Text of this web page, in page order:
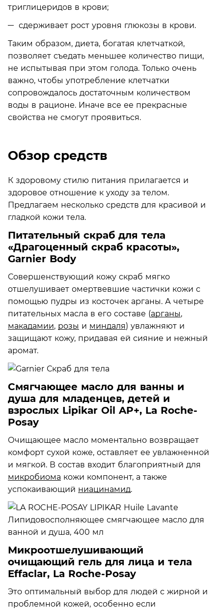
триглицеридов в крови;
сдерживает рост уровня глюкозы в крови.
Таким образом, диета, богатая клетчаткой,
позволяет съедать меньшее количество пищи,
не испытывая при этом голода. Только очень
важно, чтобы употребление клетчатки
сопровождалось достаточным количеством
воды в рационе. Иначе все ее прекрасные
свойства не смогут проявиться.
Обзор средств
К здоровому стилю питания прилагается и
здоровое отношение к уходу за телом.
Предлагаем несколько средств для красивой и
гладкой кожи тела.
Питательный скраб для тела
«Драгоценный скраб красоты»,
Garnier Body
Совершенствующий кожу скраб мягко
отшелушивает омертвевшие частички кожи с
помощью пудры из косточек арганы. А четыре
питательных масла в его составе (арганы,
макадамии, розы и миндаля) увлажняют и
защищают кожу, придавая ей сияние и нежный
аромат.
Смягчающее масло для ванны и
душа для младенцев, детей и
взрослых Lipikar Oil AP+, La Roche-
Posay
Очищающее масло моментально возвращает
комфорт сухой коже, оставляет ее увлажненной
и мягкой. В состав входит благоприятный для
микробиома кожи компонент, а также
успокаивающий ниацинамид.
Микроотшелушивающий
очищающий гель для лица и тела
Effaclar, La Roche-Posay
Это оптимальный выбор для людей с жирной и
проблемной кожей, особенно если